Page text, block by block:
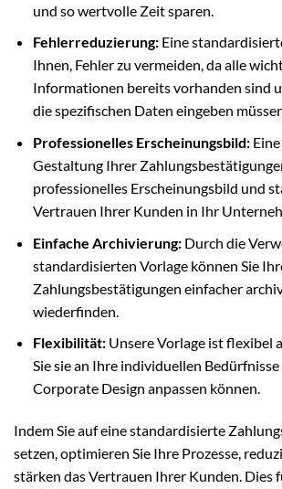
und so wertvolle Zeit sparen.
Fehlerreduzierung:Eine
Ihnen, Fehler zu vermeiden, da alle
Informationen bereits vorhanden sind
die spezifischen Daten eingeben
Professionelles Erscheinungsbild:
Gestaltung Ihrer
professionelles Erscheinungsbild und
Vertrauen Ihrer Kunden in Ihr
Einfache Archivierung:Durch die
standardisierten Vorlage können Sie
Zahlungsbestätigungen einfacher
wiederfinden.
Flexibilität:Unsere Vorlage ist flexibel
Sie sie an Ihre individuellen
Corporate Design anpassen können.
Indem Sie auf eine standardisierte
setzen, optimieren Sie Ihre Prozesse,
stärken das Vertrauen Ihrer Kunden. Dies